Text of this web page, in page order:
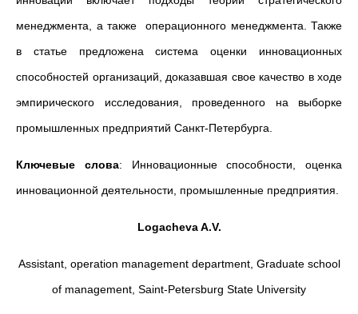
менеджмента, а также операционного менеджмента. Также
в статье предложена система оценки инновационных
способностей организаций, доказавшая свое качество в ходе
эмпирического исследования, проведенного на выборке
промышленных предприятий Санкт-Петербурга.
Ключевые слова: Инновационные способности, оценка
инновационной деятельности, промышленные предприятия.
Logacheva A.V.
Assistant, operation management department, Graduate school
of management, Saint-Petersburg State University